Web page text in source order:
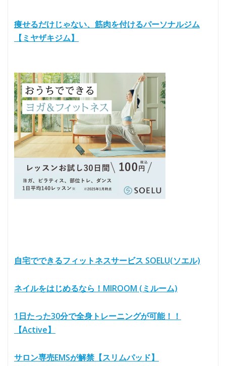
痩せるだけじゃない、筋肉を付けるパーソナルジム
【ミヤザキジム】
自宅でできるフィットネスサービス SOELU(ソエル)
ネイルをはじめるなら！MIROOM (ミルーム)
1日たった30分で全身トレーニングが可能！！
【Active】
サロン専売EMSが解禁【スリムパッド】